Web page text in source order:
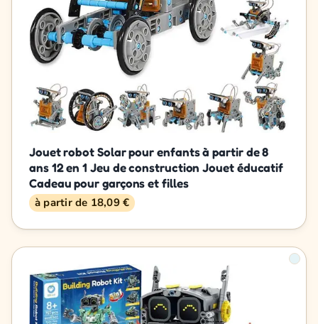
Jouet robot Solar pour enfants à partir de 8
ans 12 en 1 Jeu de construction Jouet éducatif
Cadeau pour garçons et filles
à partir de 18,09 €